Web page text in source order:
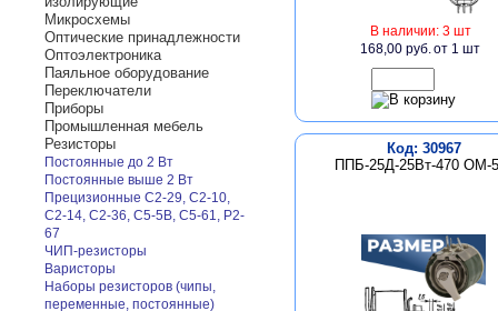
Микросхемы
Оптические принадлежности
Оптоэлектроника
Паяльное оборудование
Переключатели
Приборы
Промышленная мебель
Резисторы
Постоянные до 2 Вт
Постоянные выше 2 Вт
Прецизионные С2-29, С2-10,
С2-14, С2-36, С5-5В, С5-61, Р2-
67
ЧИП-резисторы
Варисторы
Наборы резисторов (чипы,
переменные, постоянные)
В наличии: 3 шт
168,00 руб.от 1 шт
Код: 30967
ППБ-25Д-25Вт-470 ОМ-